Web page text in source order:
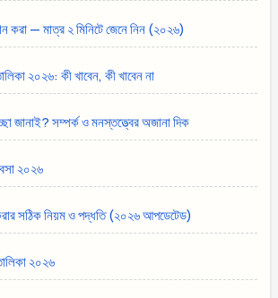
করা — মাত্র ২ মিনিটে জেনে নিন (২০২৬)
২০২৬: কী খাবেন, কী খাবেন না
জানাই? সম্পর্ক ও মনস্তত্ত্বের অজানা দিক
২০২৬
সঠিক নিয়ম ও পদ্ধতি (২০২৬ আপডেটেড)
২০২৬